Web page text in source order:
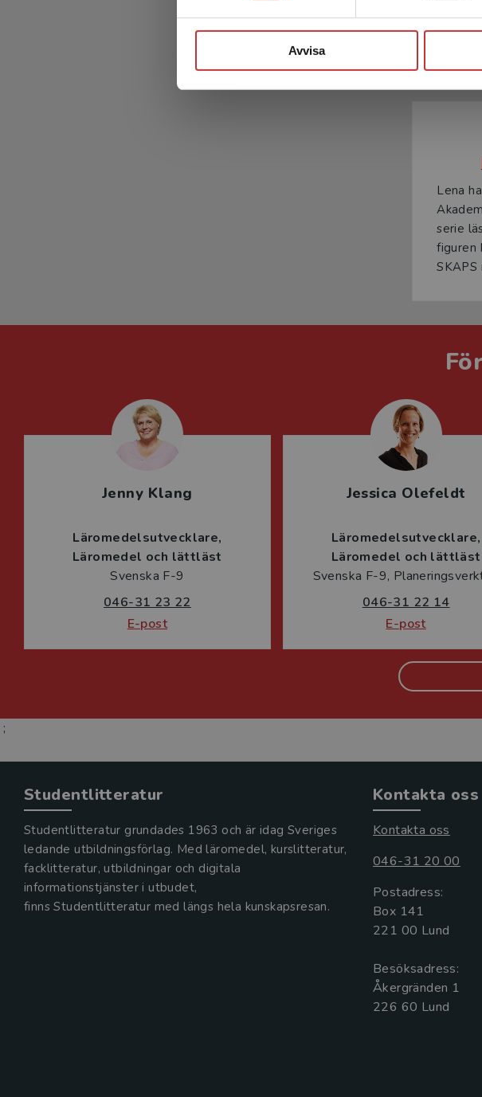
Avvisa
Lena
serie
figuren
SKAPS
Jenny Klang
Läromedelsutvecklare
Läromedel och lättläst
Svenska F-9
046-31 23 22
E-post
Jessica Olefeldt
Läromedelsutvecklare
Läromedel och lättläst
Svenska F-9,
046-31 22 14
E-post
;
Studentlitteratur
Studentlitteratur grundades 1963 och är idag Sveriges
ledande utbildningsförlag. Med läromedel, kurslitteratur,
facklitteratur, utbildningar och digitala
informationstjänster i utbudet,
finns Studentlitteratur med längs hela kunskapsresan.
Kontakta oss
Kontakta oss
046-31 20 00
Postadress:
Box 141
221 00 Lund
Besöksadress:
Åkergränden 1